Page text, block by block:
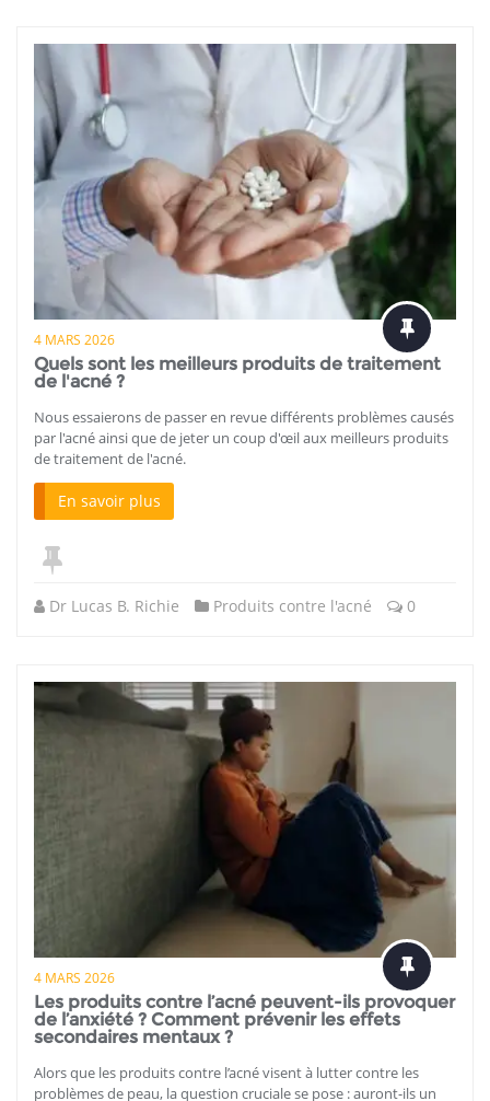
4 MARS 2026
Quels sont les meilleurs produits de traitement
de l'acné ?
Nous essaierons de passer en revue différents problèmes causés
par l'acné ainsi que de jeter un coup d'œil aux meilleurs produits
de traitement de l'acné.
En savoir plus
Dr Lucas B. Richie Produits contre l'acné 0
4 MARS 2026
Les produits contre l’acné peuvent-ils provoquer
de l’anxiété ? Comment prévenir les effets
secondaires mentaux ?
Alors que les produits contre l’acné visent à lutter contre les
problèmes de peau, la question cruciale se pose : auront-ils un